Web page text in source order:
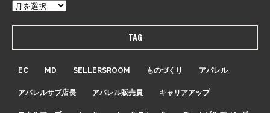
TAG
EC MD SELLERSROOM ものづくり アパレル
アパレルサブ店長 アパレル販売員 キャリアアップ